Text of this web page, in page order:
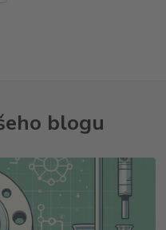
blogu